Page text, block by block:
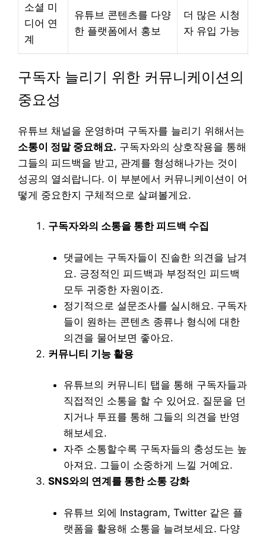
소셜 미
디어 연
계
유튜브 콘텐츠를 다양
한 플랫폼에서 홍보
더 많은 시청
자 유입 가능
구독자 늘리기 위한 커뮤니케이션의
중요성
유튜브 채널을 운영하며 구독자를 늘리기 위해서는
소통이 정말 중요해요. 구독자와의 상호작용을 통해
그들의 피드백을 받고, 관계를 형성해나가는 것이
성공의 열쇠랍니다. 이 부분에서 커뮤니케이션이 어
떻게 중요한지 구체적으로 살펴볼게요.
구독자와의 소통을 통한 피드백 수집
댓글에는 구독자들이 진솔한 의견을 남겨
요. 긍정적인 피드백과 부정적인 피드백
모두 귀중한 자원이죠.
정기적으로 설문조사를 실시해요. 구독자
들이 원하는 콘텐츠 종류나 형식에 대한
의견을 물어보면 좋아요.
커뮤니티 기능 활용
유튜브의 커뮤니티 탭을 통해 구독자들과
직접적인 소통을 할 수 있어요. 질문을 던
지거나 투표를 통해 그들의 의견을 반영
해보세요.
자주 소통할수록 구독자들의 충성도는 높
아져요. 그들이 소중하게 느낄 거예요.
SNS와의 연계를 통한 소통 강화
유튜브 외에 Instagram, Twitter 같은 플
랫폼을 활용해 소통을 늘려보세요. 다양